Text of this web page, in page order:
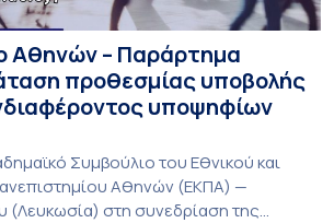
Αθηνών – Παράρτημα
προθεσμίας υποβολής
υποψηφίων
Συμβούλιο του Εθνικού και
Αθηνών (ΕΚΠΑ) —
στη συνεδρίαση της